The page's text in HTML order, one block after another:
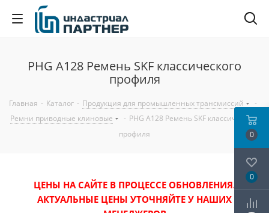
PHG A128 Ремень SKF классического
профиля
Главная - Каталог - Продукция для промышленных трансмиссий
-
Ремни приводные клиновые
- PHG A128 Ремень SKF классического
профиля
ЦЕНЫ НА САЙТЕ В ПРОЦЕССЕ ОБНОВЛЕНИЯ.
АКТУАЛЬНЫЕ ЦЕНЫ УТОЧНЯЙТЕ У НАШИХ
0
0